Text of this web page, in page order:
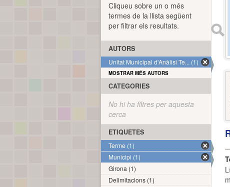
Cliqueu sobre un o més
termes de la llista següent
per filtrar els resultats.
AUTORS
Unitat Municipal d'Anàlisi Te... (1)
MOSTRAR MÉS AUTORS
CATEGORIES
No hi ha filtres per aquesta
cerca
ETIQUETES
Terme (1)
Municipi (1)
Girona (1)
Delimitacions (1)